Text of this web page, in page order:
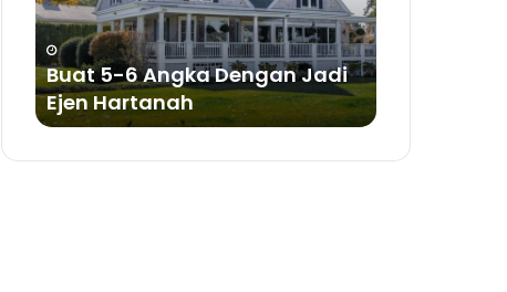
Jadi
Ejen
Hartanah
Buat 5-6 Angka Dengan Jadi
Ejen Hartanah